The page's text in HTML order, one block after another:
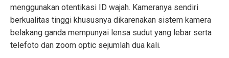
menggunakan otentikasi ID wajah. Kameranya sendiri
berkualitas tinggi khususnya dikarenakan sistem kamera
belakang ganda mempunyai lensa sudut yang lebar serta
telefoto dan zoom optic sejumlah dua kali.